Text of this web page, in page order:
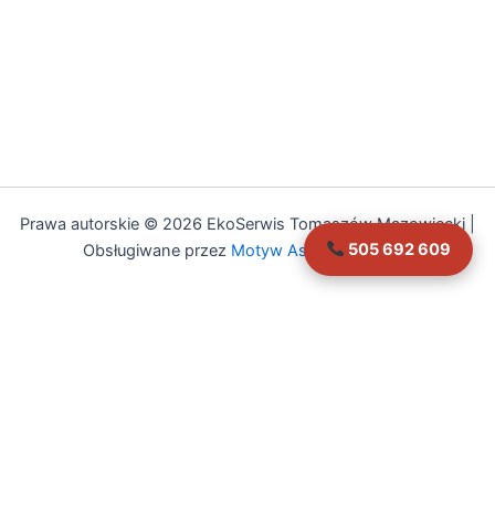
505 692 609
Prawa autorskie © 2026 EkoSerwis Tomaszów Mazowiecki |
Obsługiwane przez Motyw Astra WordPress